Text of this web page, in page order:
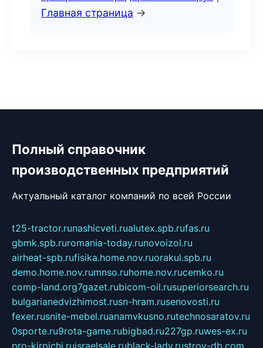
Главная страница →
Полный справочник
производственных предприятий
Актуальный каталог компаний по всей России
t25-tractor.runashicveti.rualutex.spb.rufas.ru
gbmk.spb.ruromania-today.runovoizol.ru
airheat-spb.rufisika.home.nov.ruorakul.spb.ru
demo.home.nov.rumnso.ruhome.nov.rucemko.ru
comp-land.org7gazet.rubicom-oil.rusuperiorsearch.ru
bulgarianedvizhimost.rusn-hram.rusenovosti.ru
fexer.rusnite-mebel.ruanamvkusno.rutechnosaratov.ru
0sporte.ru9rota-game.rubigbad.ru227gp.ruwes-ex.ru
pro-kirpichi.ruisraelsale.rublack-lady.rustroy-db.com